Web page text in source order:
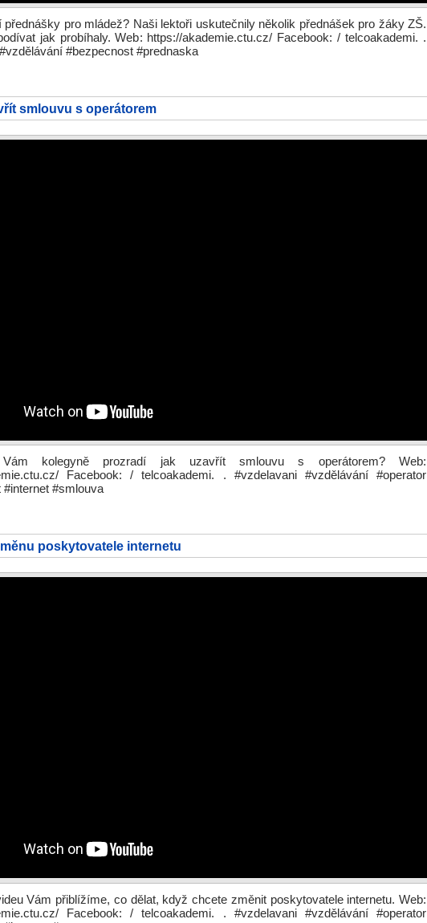
přednášky pro mládež? Naši lektoři uskutečnily několik přednášek pro žáky ZŠ.
jak probíhaly. Web: https://akademie.ctu.cz/ Facebook: / telcoakademi. .
#bezpecnost #prednaska
smlouvu s operátorem
kolegyně prozradí jak uzavřít smlouvu s operátorem? Web:
Facebook: / telcoakademi. . #vzdelavani #vzdělávání #operator
#internet #smlouva
poskytovatele internetu
Vám přiblížíme, co dělat, když chcete změnit poskytovatele internetu. Web:
Facebook: / telcoakademi. . #vzdelavani #vzdělávání #operator